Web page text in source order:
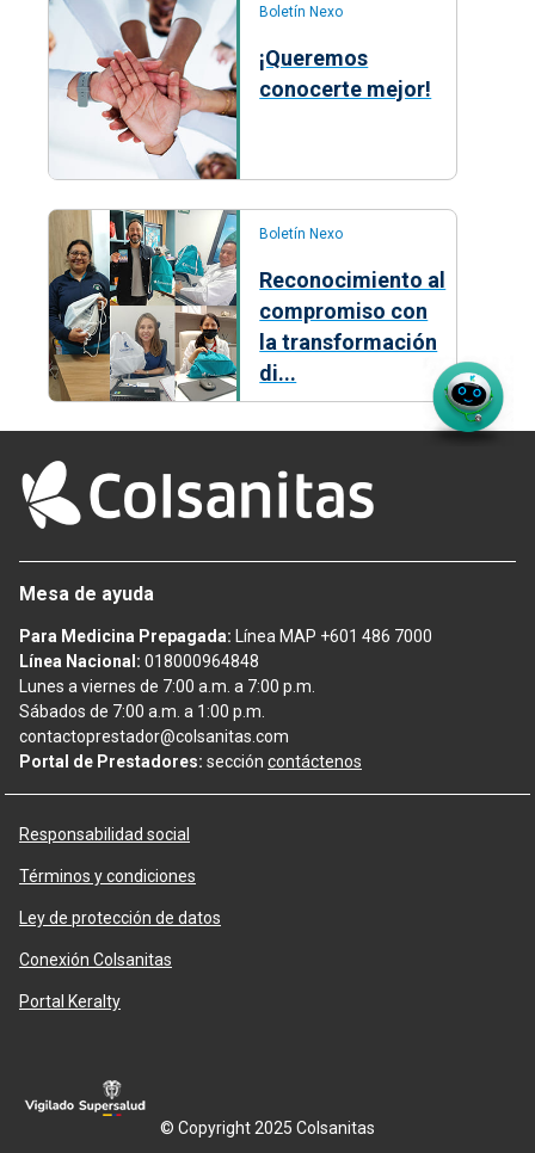
Boletín Nexo
¡Queremos
conocerte mejor!
Boletín Nexo
Reconocimiento al
compromiso con
la transformación
di...
Mesa de ayuda
Para Medicina Prepagada: Línea MAP +601 486 7000
Línea Nacional: 018000964848
Lunes a viernes de 7:00 a.m. a 7:00 p.m.
Sábados de 7:00 a.m. a 1:00 p.m.
contactoprestador@colsanitas.com
Portal de Prestadores: sección contáctenos
Responsabilidad social
Términos y condiciones
Ley de protección de datos
Conexión Colsanitas
Portal Keralty
© Copyright 2025 Colsanitas